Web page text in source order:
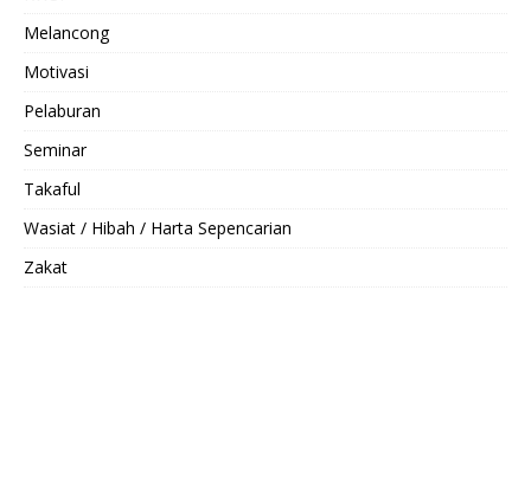
Melancong
Motivasi
Pelaburan
Seminar
Takaful
Wasiat / Hibah / Harta Sepencarian
Zakat